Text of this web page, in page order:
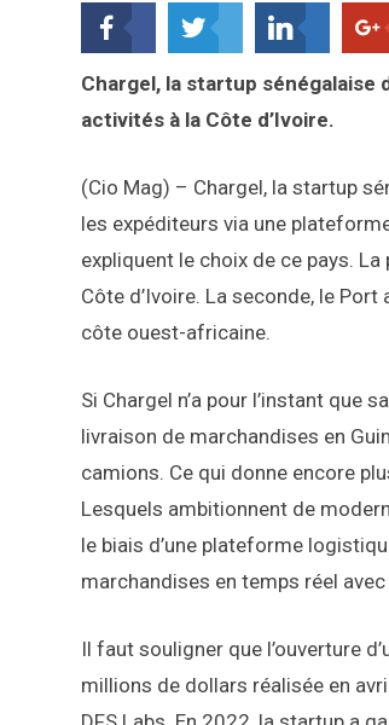
Chargel, la startup sénégalaise
activités à la Côte d’Ivoire.
(Cio Mag) – Chargel, la startup
les expéditeurs via une
expliquent le choix de ce pays.
Côte d’Ivoire. La seconde, le
côte ouest-africaine.
Si Chargel n’a pour l’instant que
livraison de marchandises en
camions. Ce qui donne encore
Lesquels ambitionnent de
le biais d’une plateforme
marchandises en temps réel
Il faut souligner que l’ouverture
millions de dollars réalisée en